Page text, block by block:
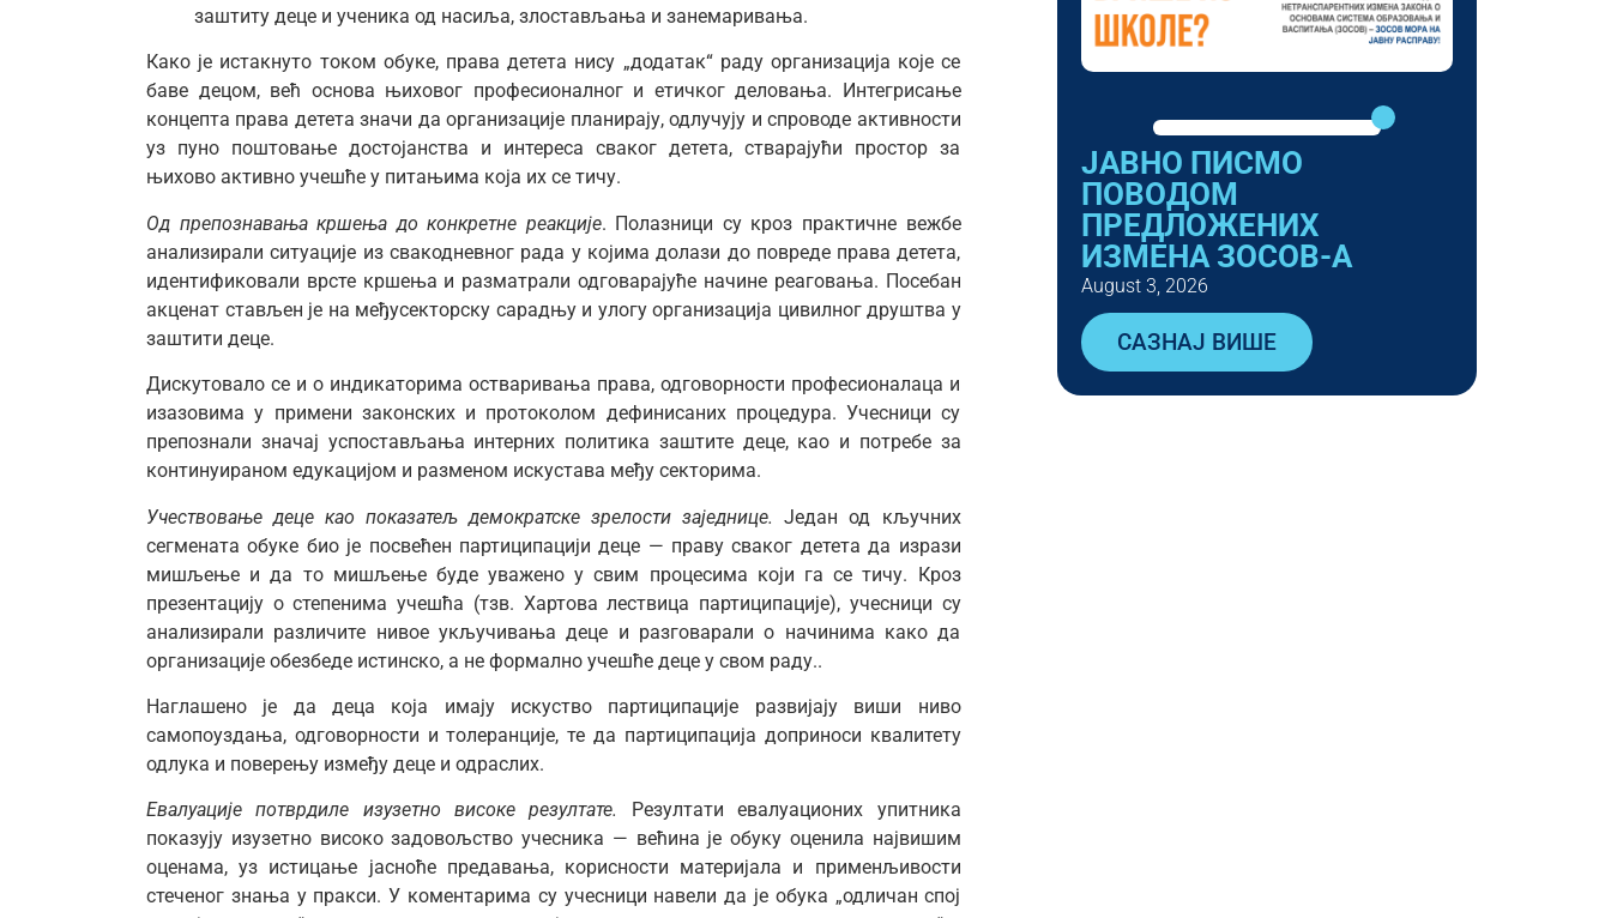
заштиту деце и ученика од насиља, злостављања и занемаривања.
Како је истакнуто током обуке, права детета нису „додатак“ раду организација које се
баве децом, већ основа њиховог професионалног и етичког деловања. Интегрисање
концепта права детета значи да организације планирају, одлучују и спроводе активности
уз пуно поштовање достојанства и интереса сваког детета, стварајући простор за
њихово активно учешће у питањима која их се тичу.
Од препознавања кршења до конкретне реакције. Полазници су кроз практичне вежбе
анализирали ситуације из свакодневног рада у којима долази до повреде права детета,
идентификовали врсте кршења и разматрали одговарајуће начине реаговања. Посебан
акценат стављен је на међусекторску сарадњу и улогу организација цивилног друштва у
заштити деце.
Дискутовало се и о индикаторима остваривања права, одговорности професионалаца и
изазовима у примени законских и протоколом дефинисаних процедура. Учесници су
препознали значај успостављања интерних политика заштите деце, као и потребе за
континуираном едукацијом и разменом искустава међу секторима.
Учествовање деце као показатељ демократске зрелости заједнице. Један од кључних
сегмената обуке био је посвећен партиципацији деце — праву сваког детета да изрази
мишљење и да то мишљење буде уважено у свим процесима који га се тичу. Кроз
презентацију о степенима учешћа (тзв. Хартова лествица партиципације), учесници су
анализирали различите нивое укључивања деце и разговарали о начинима како да
организације обезбеде истинско, а не формално учешће деце у свом раду..
Наглашено је да деца која имају искуство партиципације развијају виши ниво
самопоуздања, одговорности и толеранције, те да партиципација доприноси квалитету
одлука и поверењу између деце и одраслих.
Евалуације потврдиле изузетно високе резултате.
Резултати евалуационих упитника
показују изузетно високо задовољство учесника — већина је обуку оценила највишим
оценама, уз истицање јасноће предавања, корисности материјала и применљивости
стеченог знања у пракси. У коментарима су учесници навели да је обука „одличан спој
ЈАВНО ПИСМО
ПОВОДОМ
ПРЕДЛОЖЕНИХ
ИЗМЕНА ЗОСОВ-А
August 3, 2026
САЗНАЈ ВИШЕ